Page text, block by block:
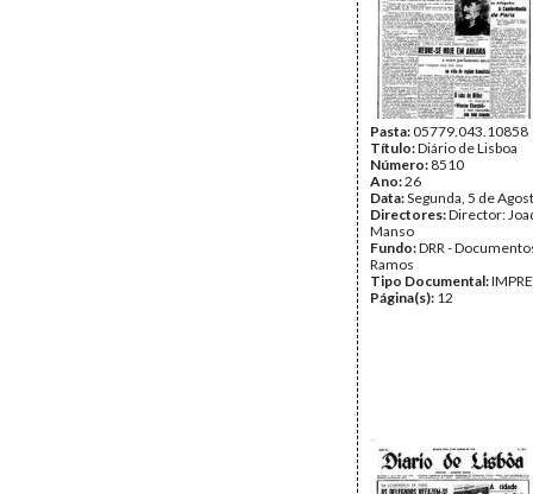
Pasta:05779.043.10858
Título:Diário de Lisboa
Número: 8510
Ano:26
Data:Segunda, 5 de
Directores:Director:
Manso
Fundo:DRR -
Ramos
Tipo Documental:
Página(s): 12